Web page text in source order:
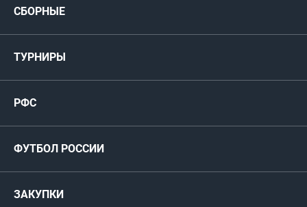
Карта болельщика
СБОРНЫЕ
Футзал
Титулы и трофеи
ТУРНИРЫ
Международные
РФС
Регионы
ФУТБОЛ РОССИИ
ЗАКУПКИ